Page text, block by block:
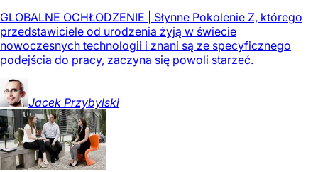
GLOBALNE OCHŁODZENIE | Słynne Pokolenie Z, którego
przedstawiciele od urodzenia żyją w świecie
nowoczesnych technologii i znani są ze specyficznego
podejścia do pracy, zaczyna się powoli starzeć.
Jacek Przybylski